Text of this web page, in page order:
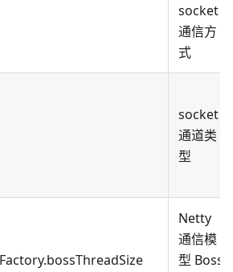
socket
通信方
式
socket
通道类
型
Netty
通信模
型 Boss